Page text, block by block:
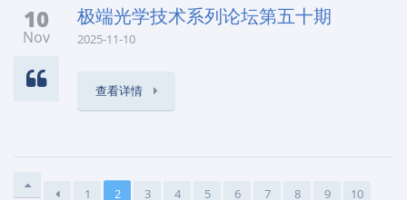
10
Nov
极端光学技术系列论坛第五十期
2025-11-10
查看详情
1 2 3 4 5 6 7 8 9 10